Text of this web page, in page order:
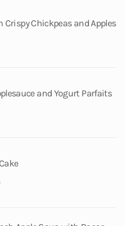
Crispy Chickpeas and Apples
and Yogurt Parfaits